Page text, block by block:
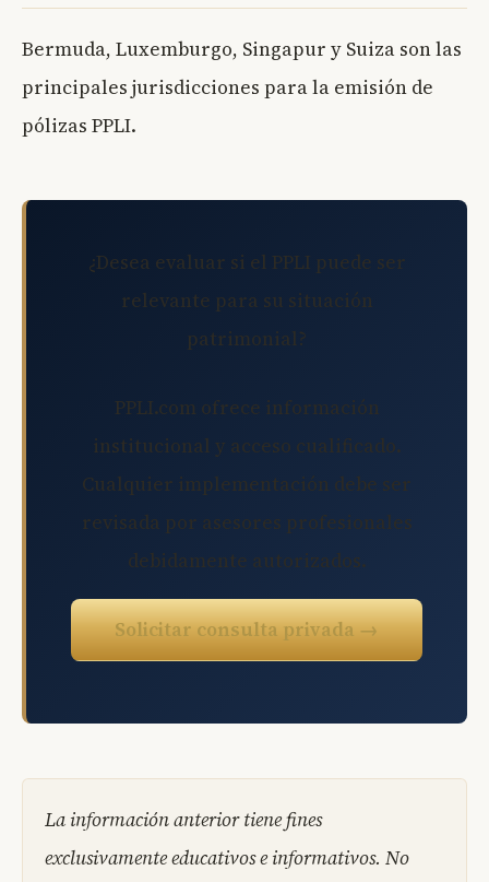
Bermuda, Luxemburgo, Singapur y Suiza son las
principales jurisdicciones para la emisión de
pólizas PPLI.
¿Desea evaluar si el PPLI puede ser
relevante para su situación
patrimonial?
PPLI.com ofrece información
institucional y acceso cualificado.
Cualquier implementación debe ser
revisada por asesores profesionales
debidamente autorizados.
Solicitar consulta privada →
La información anterior tiene fines
exclusivamente educativos e informativos. No